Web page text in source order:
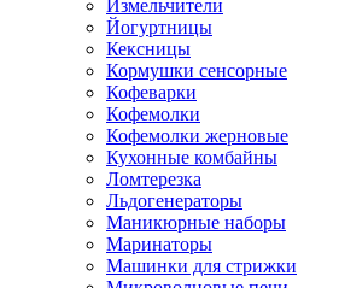
Измельчители
Йогуртницы
Кексницы
Кормушки сенсорные
Кофеварки
Кофемолки
Кофемолки жерновые
Кухонные комбайны
Ломтерезка
Льдогенераторы
Маникюрные наборы
Маринаторы
Машинки для стрижки